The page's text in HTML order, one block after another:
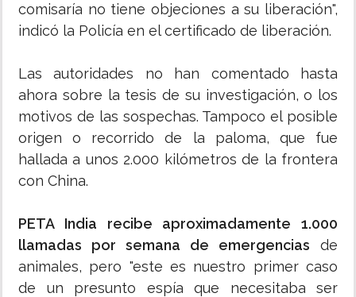
comisaría no tiene objeciones a su liberación",
indicó la Policía en el certificado de liberación.
Las autoridades no han comentado hasta
ahora sobre la tesis de su investigación, o los
motivos de las sospechas. Tampoco el posible
origen o recorrido de la paloma, que fue
hallada a unos 2.000 kilómetros de la frontera
con China.
PETA India recibe aproximadamente 1.000
llamadas por semana de emergencias de
animales, pero "este es nuestro primer caso
de un presunto espía que necesitaba ser